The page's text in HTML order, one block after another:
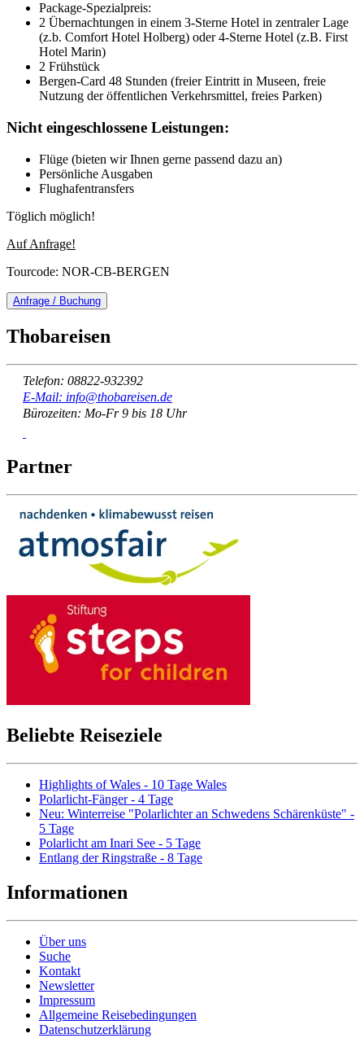
Package-Spezialpreis:
2 Übernachtungen in einem 3-Sterne Hotel in zentraler Lage
(z.b. Comfort Hotel Holberg) oder 4-Sterne Hotel (z.B. First
Hotel Marin)
2 Frühstück
Bergen-Card 48 Stunden (freier Eintritt in Museen, freie
Nutzung der öffentlichen Verkehrsmittel, freies Parken)
Nicht eingeschlossene Leistungen:
Flüge (bieten wir Ihnen gerne passend dazu an)
Persönliche Ausgaben
Flughafentransfers
Töglich möglich!
Auf Anfrage!
Tourcode: NOR-CB-BERGEN
Anfrage / Buchung
Thobareisen
Telefon: 08822-932392
E-Mail: info@thobareisen.de
Bürozeiten: Mo-Fr 9 bis 18 Uhr
Partner
Beliebte Reiseziele
Highlights of Wales - 10 Tage Wales
Polarlicht-Fänger - 4 Tage
Neu: Winterreise "Polarlichter an Schwedens Schärenküste" -
5 Tage
Polarlicht am Inari See - 5 Tage
Entlang der Ringstraße - 8 Tage
Informationen
Über uns
Suche
Kontakt
Newsletter
Impressum
Allgemeine Reisebedingungen
Datenschutzerklärung